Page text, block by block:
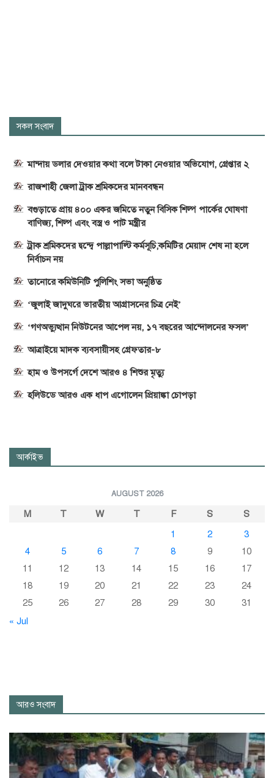
সকল সংবাদ
মান্দায় ডলার দেওয়ার কথা বলে টাকা নেওয়ার অভিযোগ, গ্রেপ্তার ২
রাজশাহী জেলা ট্রাক শ্রমিকদের মানববন্ধন
বগুড়াতে প্রায় ৪০০ একর জমিতে নতুন বিসিক শিল্প পার্কের ঘোষণা
বাণিজ্য, শিল্প এবং বস্ত্র ও পাট মন্ত্রীর
ট্রাক শ্রমিকদের দ্বন্দ্বে পাল্লাপাল্টি কর্মসূচি,কমিটির মেয়াদ শেষ না হলে
নির্বাচন নয়
তানোরে কমিউনিটি পুলিশিং সভা অনুষ্ঠিত
‘জুলাই জাদুঘরে ভারতীয় আগ্রাসনের চিত্র নেই’
‘গণঅভ্যুত্থান নিউটনের আপেল নয়, ১৭ বছরের আন্দোলনের ফসল’
আত্রাইয়ে মাদক ব্যবসায়ীসহ গ্রেফতার-৮
হাম ও উপসর্গে দেশে আরও ৪ শিশুর মৃত্যু
হলিউডে আরও এক ধাপ এগোলেন প্রিয়াঙ্কা চোপড়া
আর্কাইভ
AUGUST 2026
M T W T F S
S
1
2
3
4
5 6 7 8 9
10
11
12 13 14 15 16
17
18
19 20 21 22 23
24
25
26 27 28 29 30
31
« Jul
আরও সংবাদ